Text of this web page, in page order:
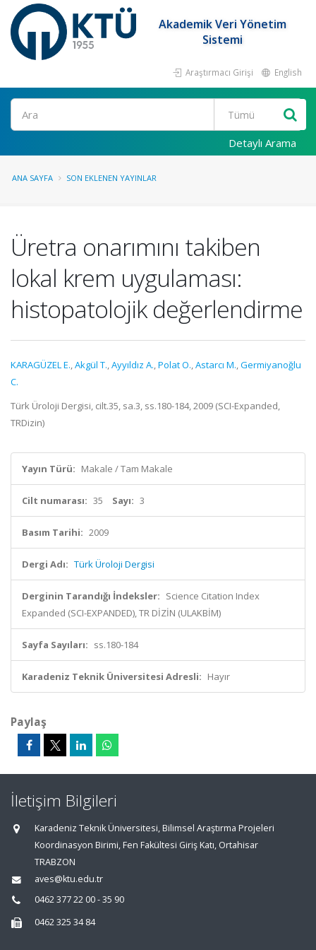
Akademik Veri Yönetim
Sistemi
Araştırmacı Girişi English
Ara
Detaylı Arama
ANA SAYFA SON EKLENEN YAYINLAR
Üretra onarımını takiben
lokal krem uygulaması:
histopatolojik değerlendirme
KARAGÜZEL E.,Akgül T.,Ayyıldız A.,Polat O.,Astarcı M.,Germiyanoğlu
C.
Türk Üroloji Dergisi, cilt.35, sa.3, ss.180-184, 2009 (SCI-Expanded,
TRDizin)
Yayın Türü: Makale / Tam Makale
Cilt numarası: 35 Sayı: 3
Basım Tarihi: 2009
Dergi Adı: Türk Üroloji Dergisi
Derginin Tarandığı İndeksler: Science Citation Index
Expanded (SCI-EXPANDED), TR DİZİN (ULAKBİM)
Sayfa Sayıları: ss.180-184
Karadeniz Teknik Üniversitesi Adresli: Hayır
Paylaş
İletişim Bilgileri
Karadeniz Teknik Üniversitesi, Bilimsel Araştırma Projeleri
Koordinasyon Birimi, Fen Fakültesi Giriş Katı, Ortahisar
TRABZON
aves@ktu.edu.tr
0462 377 22 00 - 35 90
0462 325 34 84